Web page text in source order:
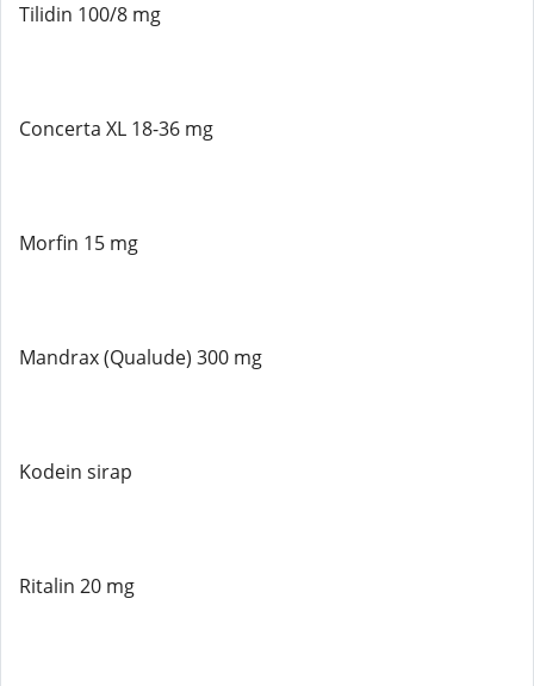
Tilidin 100/8 mg
Concerta XL 18-36 mg
Morfin 15 mg
Mandrax (Qualude) 300 mg
Kodein sirap
Ritalin 20 mg